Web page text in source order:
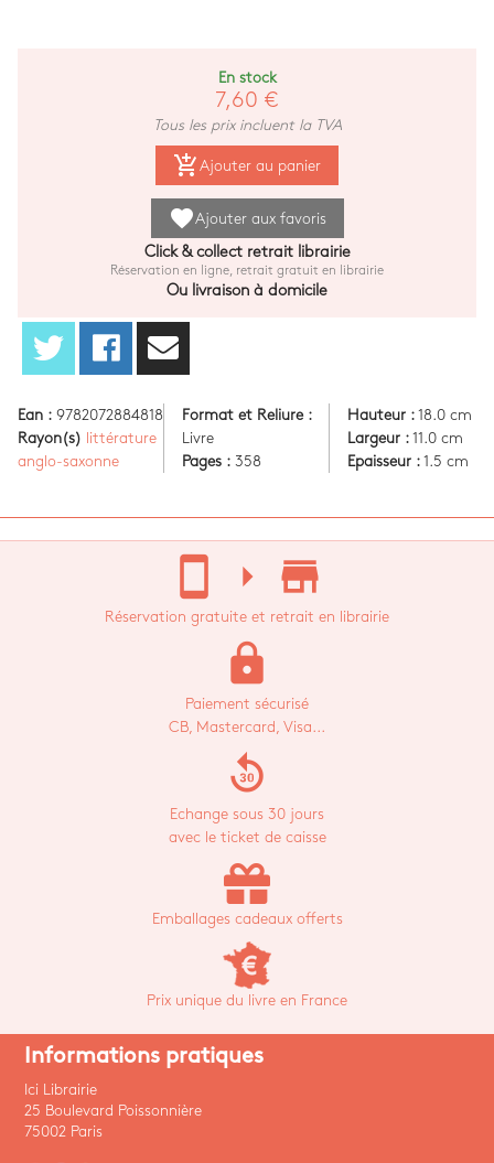
En stock
7,60 €
Tous les prix incluent la TVA
add_shopping_cart Ajouter au panier
favoriteAjouter aux favoris
Click & collect retrait librairie
Réservation en ligne, retrait gratuit en librairie
Ou livraison à domicile
Ean : 9782072884818
Rayon(s)
littérature
anglo-saxonne
Format et Reliure :
Livre
Pages : 358
Hauteur :18.0 cm
Largeur :11.0 cm
Epaisseur :1.5 cm
stay_current_portrait arrow_right store_mall_directory
Réservation gratuite et retrait en librairie
lock
Paiement sécurisé
CB, Mastercard, Visa...
replay_30
Echange sous 30 jours
avec le ticket de caisse
Emballages cadeaux offerts
Prix unique du livre en France
Informations pratiques
Ici Librairie
25 Boulevard Poissonnière
75002 Paris